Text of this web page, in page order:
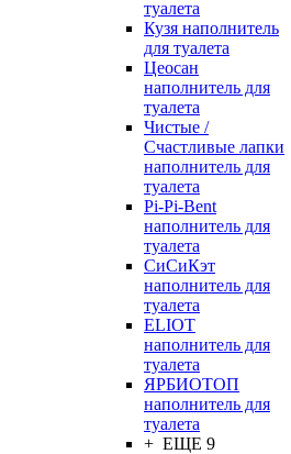
туалета
Кузя наполнитель
для туалета
Цеосан
наполнитель для
туалета
Чистые /
Счастливые лапки
наполнитель для
туалета
Pi-Pi-Bent
наполнитель для
туалета
СиСиКэт
наполнитель для
туалета
ELIOT
наполнитель для
туалета
ЯРБИОТОП
наполнитель для
туалета
+ ЕЩЕ 9